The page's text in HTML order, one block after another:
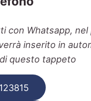
con Whatsapp, nel
inserito in
questo tappeto